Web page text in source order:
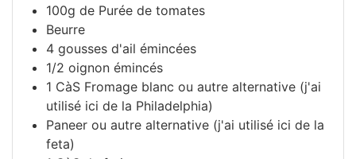
100g de Purée de tomates
Beurre
4 gousses d'ail émincées
1/2 oignon émincés
1 CàS Fromage blanc ou autre alternative (j'ai
utilisé ici de la Philadelphia)
Paneer ou autre alternative (j'ai utilisé ici de la
feta)